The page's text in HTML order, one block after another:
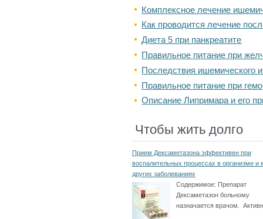
Комплексное лечение
Как проводится лечение
Диета 5 при панкреатите
Правильное питание при
Последствия ишемического
Правильное питание при
Описание Липримара и его
Чтобы жить долго
Прием Дексаметазона эффективен при
воспалительных процессах в организме и
других заболеваниях
Содержимое: Препарат
Дексаметазон больному
назначается врачом.